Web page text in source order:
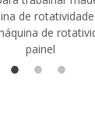
de
de
painel